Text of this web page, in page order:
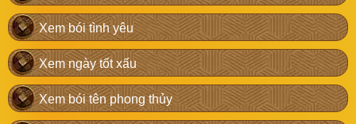
Xem bói tình yêu
Xem ngày tốt xấu
Xem bói tên phong thủy